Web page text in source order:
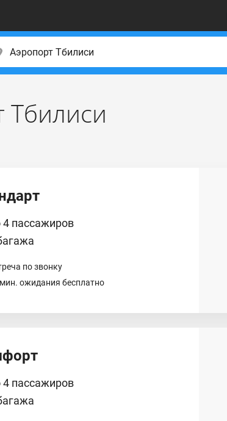
Тбилиси
4 пассажиров
по звонку
ожидания бесплатно
4 пассажиров